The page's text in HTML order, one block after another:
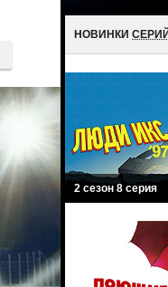
НОВИНКИ СЕРИЙ
2 сезон 8 серия